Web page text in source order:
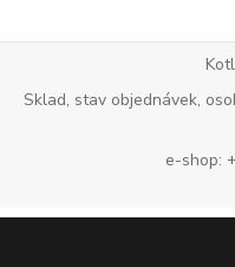
Sklad, stav objednávek,
e-shop: